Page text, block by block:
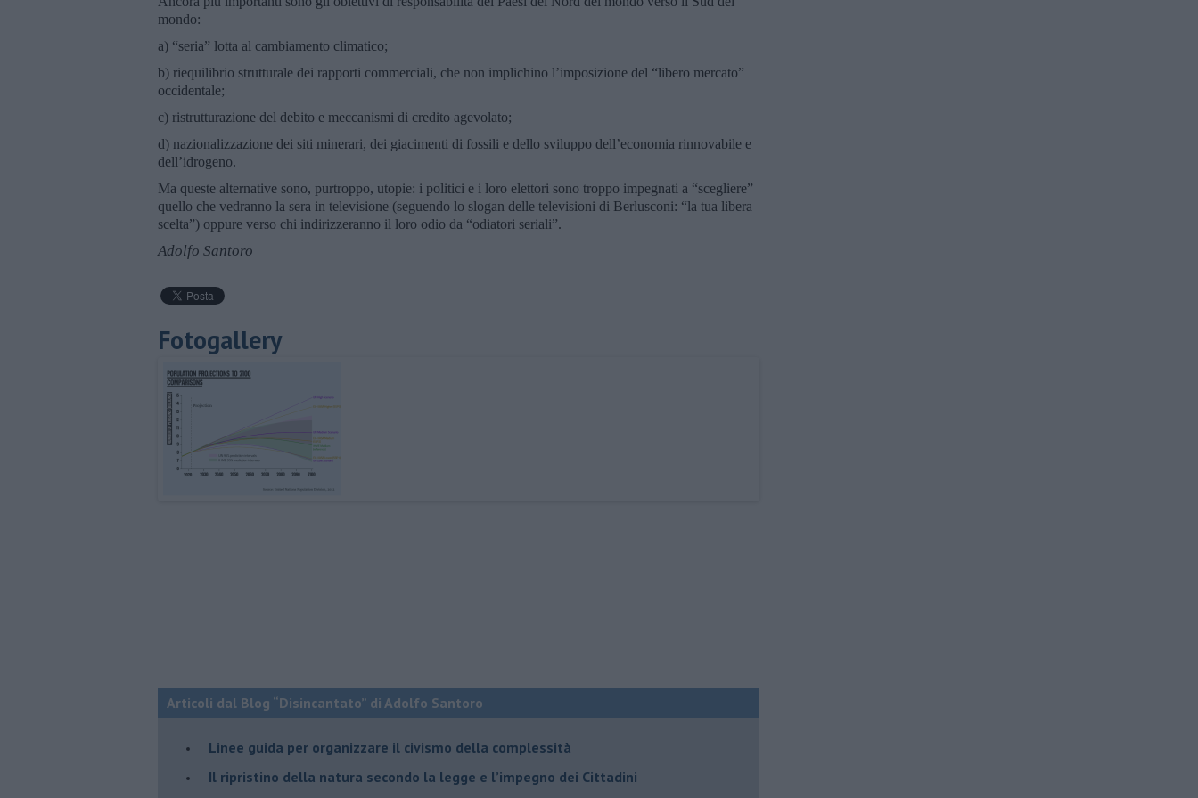
mondo:
a) “seria” lotta al cambiamento climatico;
b) riequilibrio strutturale dei rapporti commerciali, che non implichino l’imposizione del “libero mercato”
occidentale;
c) ristrutturazione del debito e meccanismi di credito agevolato;
d) nazionalizzazione dei siti minerari, dei giacimenti di fossili e dello sviluppo dell’economia rinnovabile e
dell’idrogeno.
Ma queste alternative sono, purtroppo, utopie: i politici e i loro elettori sono troppo impegnati a “scegliere”
quello che vedranno la sera in televisione (seguendo lo slogan delle televisioni di Berlusconi: “la tua libera
scelta”) oppure verso chi indirizzeranno il loro odio da “odiatori seriali”.
Adolfo Santoro
Fotogallery
Articoli dal Blog “Disincantato” di Adolfo Santoro
​Linee guida per organizzare il civismo della complessità
​Il ripristino della natura secondo la legge e l’impegno dei Cittadini